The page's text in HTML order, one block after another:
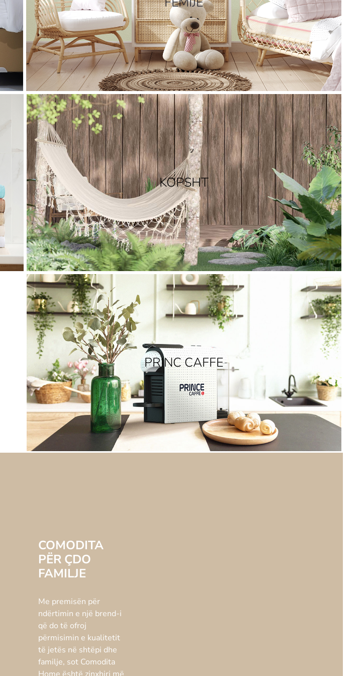
KOPSHT
PRINC CAFFE
COMODITA
PËR ÇDO
FAMILJE
Me premisën për
ndërtimin e një brend-i
që do të ofroj
përmisimin e kualitetit
të jetës në shtëpi dhe
familje, sot Comodita